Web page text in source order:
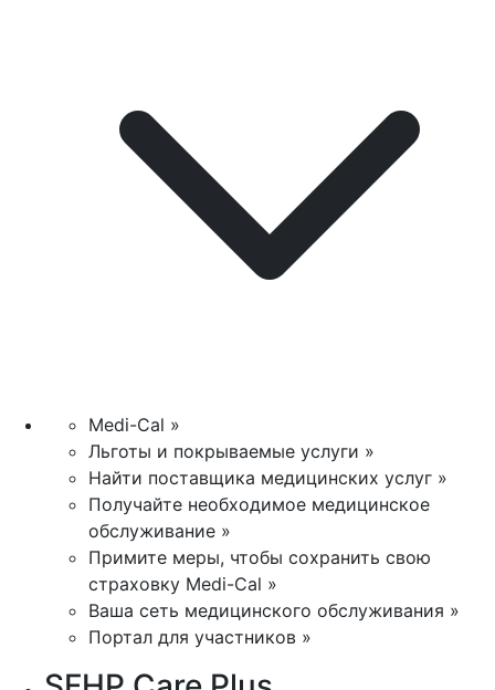
Medi-Cal »
Льготы и покрываемые услуги »
Найти поставщика медицинских услуг »
Получайте необходимое медицинское
обслуживание »
Примите меры, чтобы сохранить свою
страховку Medi-Cal »
Ваша сеть медицинского обслуживания »
Портал для участников »